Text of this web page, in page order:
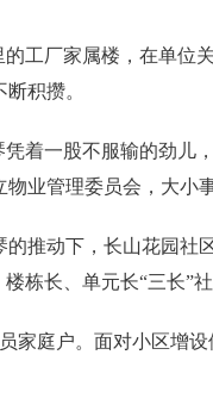
厂家属楼，在单位
积攒。
一股不服输的劲儿
业管理委员会，大小
动下，长山花园社
栋长、单元长“三长”社
庭户。面对小区增设